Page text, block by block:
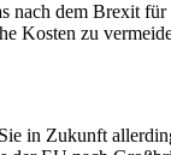
nach dem Brexit
Kosten zu
in Zukunft